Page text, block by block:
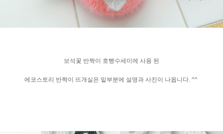
보석꽃 반짝이 호빵수세미에 사용 된
에코스토리 반짝이 뜨개실은 밑부분에 설명과 사진이 나옵니다. ^^